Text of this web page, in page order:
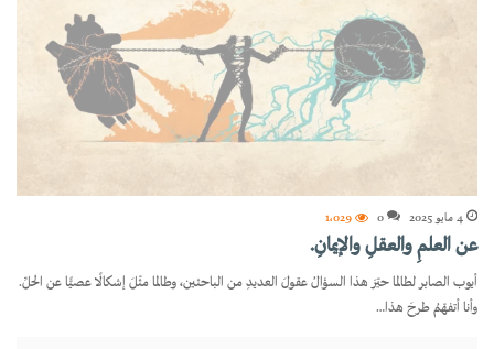
4 مايو 2025 0 1٬029
عن العلمِ والعقلِ والإيمانِ.
أيوب الصابر لطالما حيّرَ هذا السؤالُ عقولَ العديدِ من الباحثين، وطالما مثّلَ إشكالًا عصيًّا عن الحلِّ.
وأنا أتفهّمُ طرحَ هذا…